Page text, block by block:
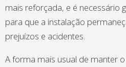
mais reforçada, e é necessário
para que a instalação
prejuízos e acidentes.
A forma mais usual de manter